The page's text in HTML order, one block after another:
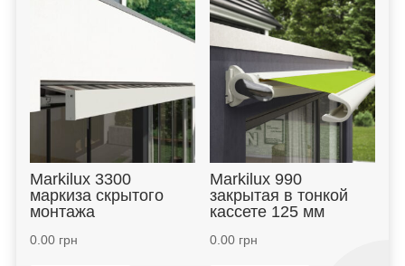
Markilux 3300
маркиза скрытого
монтажа
0.00грн
Markilux 990
закрытая в тонкой
кассете 125 мм
0.00грн